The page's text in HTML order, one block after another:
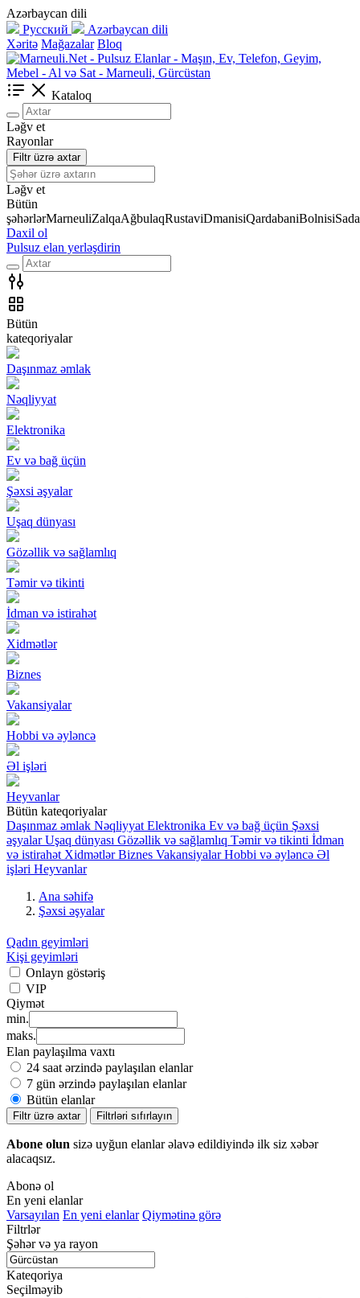
Azərbaycan dili
Русский
Azərbaycan dili
Xəritə Mağazalar Bloq
Kataloq
Ləğv et
Rayonlar
Filtr üzrə axtar
Ləğv et
Bütün
şəhərlərMarneuliZalqaAğbulaqRustaviDmanisiQardabaniBolnisi
Daxil ol
Pulsuz elan yerləşdirin
Bütün
kateqoriyalar
Daşınmaz əmlak
Nəqliyyat
Elektronika
Ev və bağ üçün
Şəxsi əşyalar
Uşaq dünyası
Gözəllik və sağlamlıq
Təmir və tikinti
İdman və istirahət
Xidmətlər
Biznes
Vakansiyalar
Hobbi və əyləncə
Əl işləri
Heyvanlar
Bütün kateqoriyalar
Daşınmaz əmlak Nəqliyyat Elektronika Ev və bağ üçün Şəxsi
əşyalar Uşaq dünyası Gözəllik və sağlamlıq Təmir və tikinti İdman
və istirahət Xidmətlər Biznes Vakansiyalar Hobbi və əyləncə Əl
işləri Heyvanlar
Ana səhifə
Şəxsi əşyalar
Qadın geyimləri
Kişi geyimləri
Onlayn göstəriş
VIP
Qiymət
min.
maks.
Elan paylaşılma vaxtı
24 saat ərzində paylaşılan elanlar
7 gün ərzində paylaşılan elanlar
Bütün elanlar
Filtr üzrə axtar Filtrləri sıfırlayın
Abone olun sizə uyğun elanlar əlavə edildiyində ilk siz xəbər
alacaqsız.
Abonə ol
En yeni elanlar
Varsayılan En yeni elanlar Qiymətinə görə
Filtrlər
Şəhər və ya rayon
Kateqoriya
Seçilməyib